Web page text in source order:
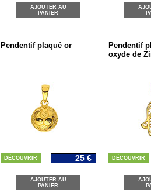
AJOUTER AU
PANIER
Pendentif plaqué or
DÉCOUVRIR 25 €
AJOUTER AU
PANIER
Pendentif
oxyde de
DÉCOUVRIR